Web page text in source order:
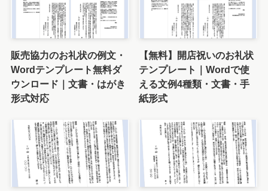
販売協力のお礼状の例文・
Wordテンプレート無料ダ
ウンロード｜文書・はがき
形式対応
【無料】開店祝いのお礼状
テンプレート｜Wordで使
える文例4種類・文書・手
紙形式